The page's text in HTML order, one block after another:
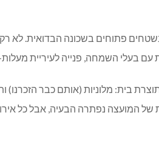
פתוחים בשכונה הבדואית. לא
עם בעלי השמחה, פנייה לעיריית
בית: מלוניות (אותם כבר
של המועצה נפתרה הבעיה, אבל כל